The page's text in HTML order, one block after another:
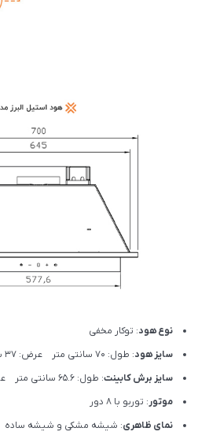
نوع هود: توکار مخفی
سایز هود: طول: 70 سانتی متر عرض: 37 سانتی متر
سایز برش کابینت: طول: 65.6 سانتی متر عرض: 26.5 سانتی متر
موتور: توربو با 8 دور
نمای ظاهری: شیشه مشکی و شیشه ساده